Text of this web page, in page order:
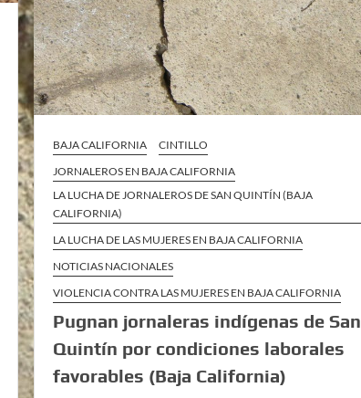
BAJA CALIFORNIA
CINTILLO
JORNALEROS EN BAJA CALIFORNIA
LA LUCHA DE JORNALEROS DE SAN QUINTÍN (BAJA
CALIFORNIA)
LA LUCHA DE LAS MUJERES EN BAJA CALIFORNIA
NOTICIAS NACIONALES
VIOLENCIA CONTRA LAS MUJERES EN BAJA CALIFORNIA
Pugnan jornaleras indígenas de San
Quintín por condiciones laborales
favorables (Baja California)